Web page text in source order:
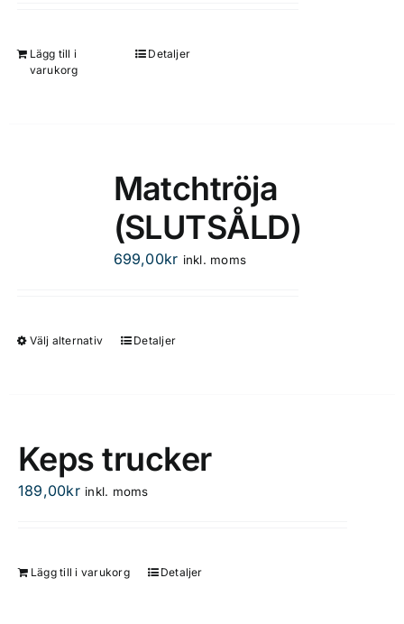
Lägg till i
varukorg
Detaljer
Matchtröja
(SLUTSÅLD)
699,00kr inkl. moms
Välj alternativ
Den
varianter.
De
Detaljer
Keps trucker
189,00kr inkl. moms
Lägg till i varukorg Detaljer